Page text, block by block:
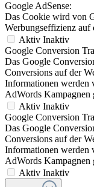
Google AdSense:
Das Cookie wird von
Werbungseffizienz auf
Aktiv Inaktiv
Google Conversion
Das Google
Conversions auf der
Informationen werden
AdWords Kampagnen
Aktiv Inaktiv
Google Conversion
Das Google
Conversions auf der
Informationen werden
AdWords Kampagnen
Aktiv Inaktiv